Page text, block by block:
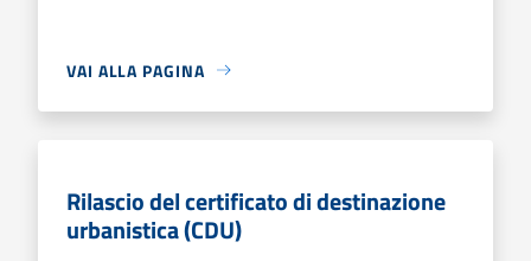
VAI ALLA PAGINA
Rilascio del certificato di destinazione
urbanistica (CDU)